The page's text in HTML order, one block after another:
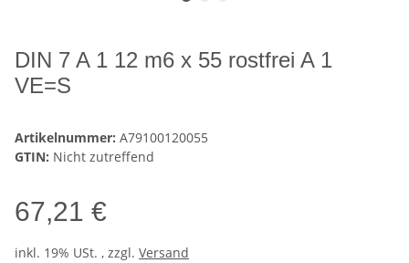
DIN 7 A 1 12 m6 x 55 rostfrei A 1
VE=S
Artikelnummer: A79100120055
GTIN: Nicht zutreffend
67,21 €
inkl. 19% USt. , zzgl. Versand